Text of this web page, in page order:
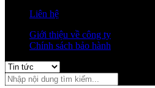
Liên hệ
Giới thiệu về công ty
Chính sách bảo hành